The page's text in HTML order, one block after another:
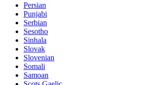
Persian
Punjabi
Serbian
Sesotho
Sinhala
Slovak
Slovenian
Somali
Samoan